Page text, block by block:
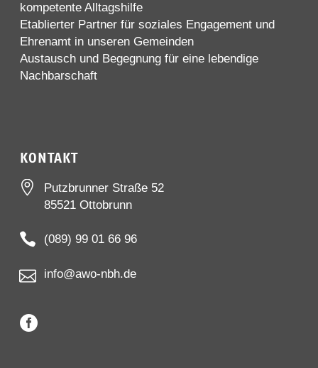
kompetente Alltagshilfe
Etablierter Partner für soziales Engagement und
Ehrenamt in unseren Gemeinden
Austausch und Begegnung für eine lebendige
Nachbarschaft
KONTAKT


Putzbrunner Straße 52
85521 Ottobrunn

 (089) 99 01 66 96

 info@awo-nbh.de